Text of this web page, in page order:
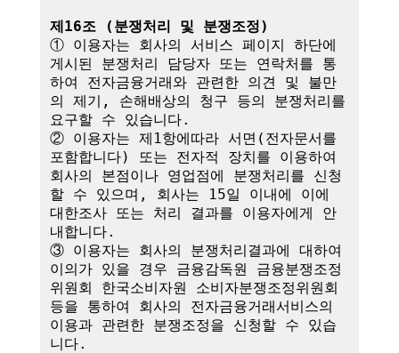
제16조 (분쟁처리 및 분쟁조정)
① 이용자는 회사의 서비스 페이지 하단에
게시된 분쟁처리 담당자 또는 연락처를 통
하여 전자금융거래와 관련한 의견 및 불만
의 제기, 손해배상의 청구 등의 분쟁처리를
요구할 수 있습니다.
② 이용자는 제1항에따라 서면(전자문서를
포함합니다) 또는 전자적 장치를 이용하여
회사의 본점이나 영업점에 분쟁처리를 신청
할 수 있으며, 회사는 15일 이내에 이에
대한조사 또는 처리 결과를 이용자에게 안
내합니다.
③ 이용자는 회사의 분쟁처리결과에 대하여
이의가 있을 경우 금융감독원 금융분쟁조정
위원회 한국소비자원 소비자분쟁조정위원회
등을 통하여 회사의 전자금융거래서비스의
이용과 관련한 분쟁조정을 신청할 수 있습
니다.